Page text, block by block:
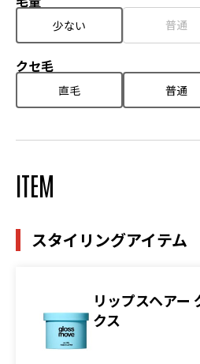
少ない 普通
クセ毛
直毛 普通
ITEM
スタイリングアイテム
リップスヘアー
クス